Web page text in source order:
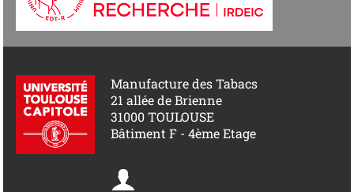
Manufacture des Tabacs
21 allée de Brienne
31000 TOULOUSE
Bâtiment F - 4ème Etage